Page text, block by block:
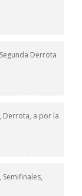
Derrota
Derrota, a por la
Semifinales,